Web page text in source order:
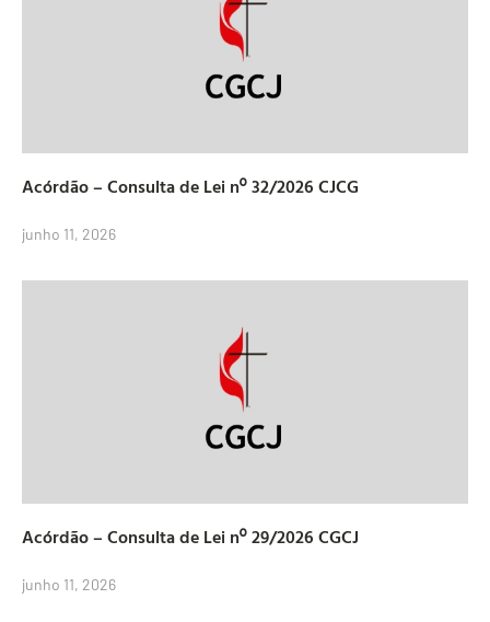
Acórdão – Consulta de Lei nº 32/2026 CJCG
junho 11, 2026
Acórdão – Consulta de Lei nº 29/2026 CGCJ
junho 11, 2026